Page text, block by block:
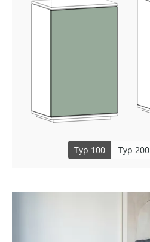
Typ 100 Typ 200